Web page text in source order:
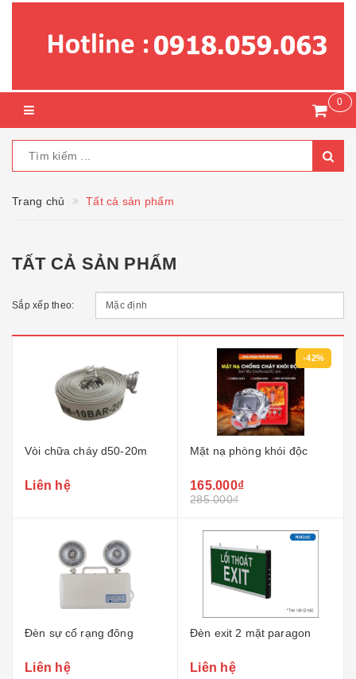
0
Trang chủ Tất cả sản phẩm
TẤT CẢ SẢN PHẨM
Sắp xếp theo:
Vòi chữa cháy d50-20m
Liên hệ
-42%
Mặt nạ phòng khói độc
165.000₫
285.000₫
Đèn sự cố rạng đông
Liên hệ
Đèn exit 2 mặt paragon
Liên hệ